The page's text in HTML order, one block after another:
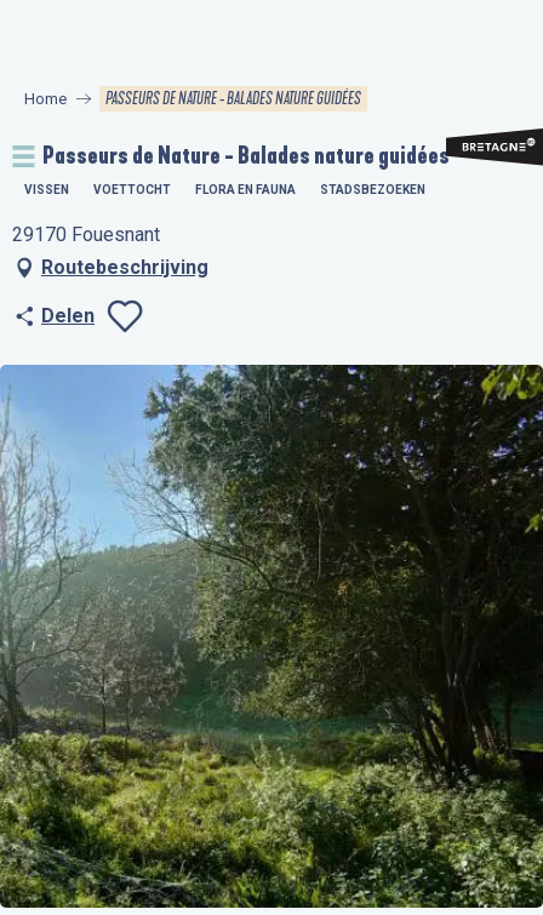
principal
Home PASSEURS DE NATURE - BALADES NATURE GUIDÉES
Passeurs de Nature - Balades nature guidées
VISSEN VOETTOCHT FLORA EN FAUNA STADSBEZOEKEN
29170 Fouesnant
Routebeschrijving
Delen
Ajouter aux